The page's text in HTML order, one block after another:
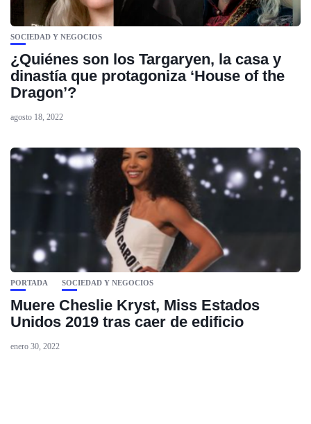
SOCIEDAD Y NEGOCIOS
¿Quiénes son los Targaryen, la casa y
dinastía que protagoniza ‘House of the
Dragon’?
agosto 18, 2022
PORTADA SOCIEDAD Y NEGOCIOS
Muere Cheslie Kryst, Miss Estados
Unidos 2019 tras caer de edificio
enero 30, 2022